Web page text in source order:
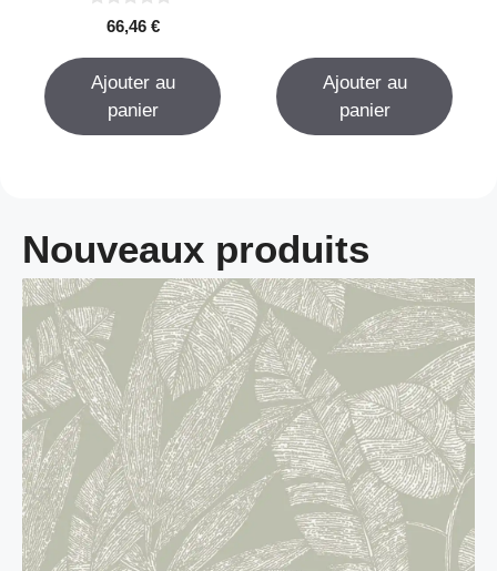
5
66,46 €
Ajouter au
panier
Ajouter au
panier
Nouveaux produits